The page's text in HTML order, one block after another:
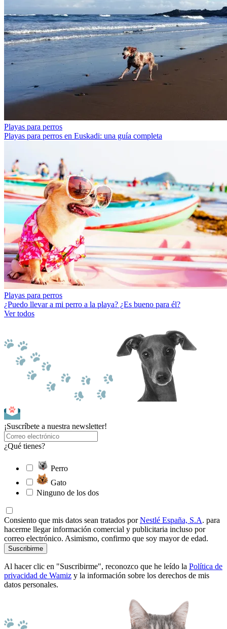
Playas para perros
Playas para perros en Euskadi: una guía completa
Playas para perros
¿Puedo llevar a mi perro a la playa? ¿Es bueno para él?
Ver todos
¡Suscríbete a nuestra newsletter!
¿Qué tienes?
Perro
Gato
Ninguno de los dos
Consiento que mis datos sean tratados porNestlé España, S.A. para
hacerme llegar información comercial y publicitaria incluso por
correo electrónico. Asimismo, confirmo que soy mayor de edad.
Suscribirme
Al hacer clic en "Suscribirme", reconozco que he leído la Política de
privacidad de Wamiz y la información sobre los derechos de mis
datos personales.